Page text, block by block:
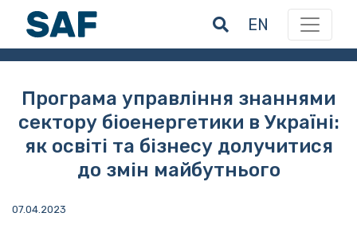
EN
Програма управління знаннями
сектору біоенергетики в Україні:
як освіті та бізнесу долучитися
до змін майбутнього
07.04.2023